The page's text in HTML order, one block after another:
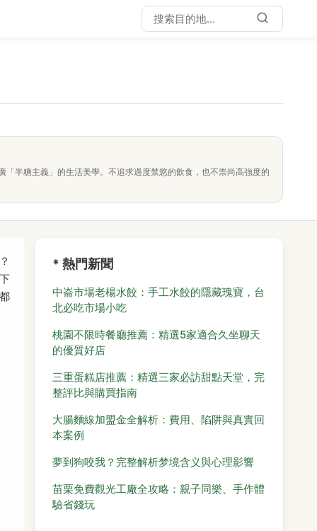
半糖主義」的生活美學。不追求過度禁慾的飲食，也不崇尚高強度的
* 熱門新聞
中崙市場老楊水餃：手工水餃的隱藏瑰寶，台
北必吃市場小吃
桃園不限時餐廳推薦：精選5家適合久坐聊天
的優質好店
三重蛋糕店推薦：精選三家必訪甜點天堂，完
整評比與購買指南
大腸麵線加盟金全解析：費用、陷阱與真實回
本案例
夢到狗咬我？完整解析梦境含义與心理影響
苗栗免費觀光工廠全攻略：親子同樂、手作體
驗省錢玩